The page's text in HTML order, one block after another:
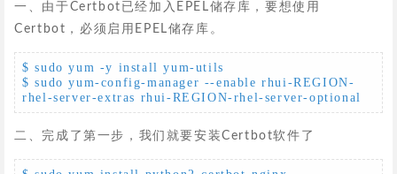
一、由于Certbot已经加入EPEL储存库，要想使用
Certbot，必须启用EPEL储存库。
$ sudo yum -y install yum-utils
$ sudo yum-config-manager --enable rhui-REGION-
rhel-server-extras rhui-REGION-rhel-server-optional
二、完成了第一步，我们就要安装Certbot软件了